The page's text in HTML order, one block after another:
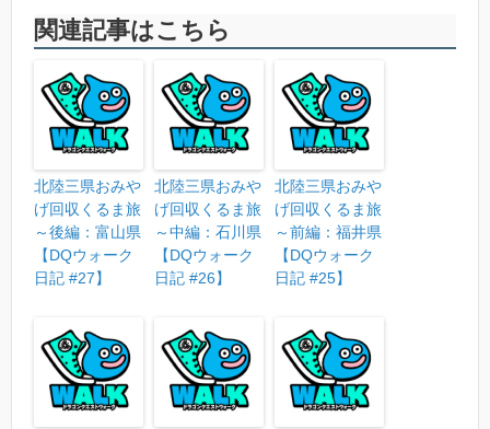
関連記事はこちら
北陸三県おみや
げ回収くるま旅
～後編：富山県
【DQウォーク
日記 #27】
北陸三県おみや
げ回収くるま旅
～中編：石川県
【DQウォーク
日記 #26】
北陸三県おみや
げ回収くるま旅
～前編：福井県
【DQウォーク
日記 #25】